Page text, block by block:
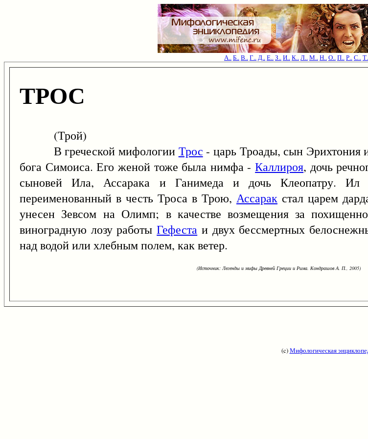
А..Б..В..Г..Д..Е..З..И..К..Л..М..Н..О..П..Р..С..
ТРОС
(Трой)
В греческой мифологии Трос - царь Троады, сын Эрихтония
бога Симоиса. Его женой тоже была нимфа -Каллироя, дочь
сыновей Ила, Ассарака и Ганимеда и дочь Клеопатру. Ил
переименованный в честь Троса в Трою, Ассарак стал царем
унесен Зевсом на Олимп; в качестве возмещения за
виноградную лозу работыГефеста и двух бессмертных
над водой или хлебным полем, как ветер.
(Источник: Легенды и мифы Древней Греции и Рима. Кондрашов А. П., 2005)
(c)Мифологическая